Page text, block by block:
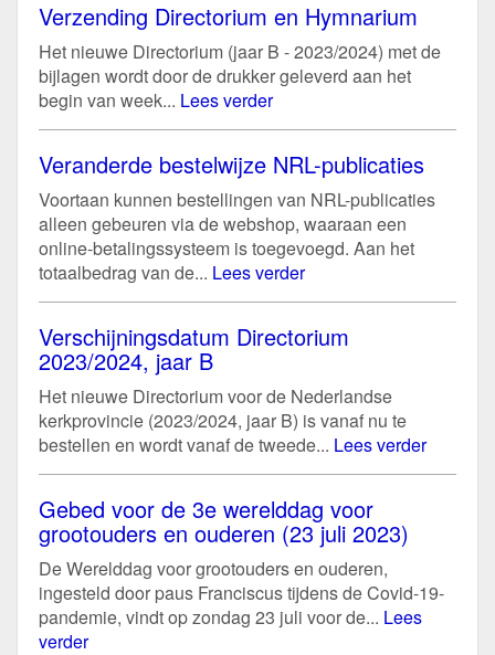
Verzending Directorium en Hymnarium
Het nieuwe Directorium (jaar B - 2023/2024) met de
bijlagen wordt door de drukker geleverd aan het
begin van week... Lees verder
Veranderde bestelwijze NRL-publicaties
Voortaan kunnen bestellingen van NRL-publicaties
alleen gebeuren via de webshop, waaraan een
online-betalingssysteem is toegevoegd. Aan het
totaalbedrag van de... Lees verder
Verschijningsdatum Directorium
2023/2024, jaar B
Het nieuwe Directorium voor de Nederlandse
kerkprovincie (2023/2024, jaar B) is vanaf nu te
bestellen en wordt vanaf de tweede... Lees verder
Gebed voor de 3e werelddag voor
grootouders en ouderen (23 juli 2023)
De Werelddag voor grootouders en ouderen,
ingesteld door paus Franciscus tijdens de Covid-19-
pandemie, vindt op zondag 23 juli voor de... Lees
verder